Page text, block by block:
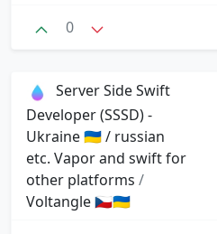
0
Server Side Swift
Developer (SSSD) -
Ukraine 🇺🇦 / russian
etc. Vapor and swift for
other platforms /
Voltangle 🇨🇿🇺🇦